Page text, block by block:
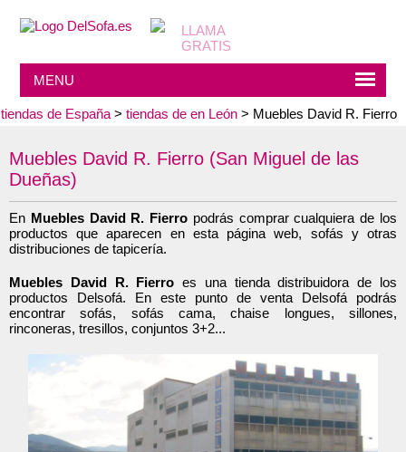
MENU
tiendas de España > tiendas de en León > Muebles David R. Fierro
Muebles David R. Fierro (San Miguel de las
Dueñas)
En Muebles David R. Fierro podrás comprar cualquiera de los
productos que aparecen en esta página web, sofás y otras
distribuciones de tapicería.
Muebles David R. Fierro es una tienda distribuidora de los
productos Delsofá. En este punto de venta Delsofá podrás
encontrar sofás, sofás cama, chaise longues, sillones,
rinconeras, tresillos, conjuntos 3+2...